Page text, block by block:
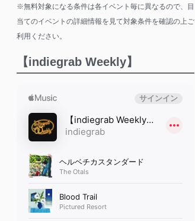
※無料対象になる条件は各イベント毎に異なるので、目
当てのイベントの詳細情報を見て対象条件を確認の上ご
利用ください。
【indiegrab Weekly】